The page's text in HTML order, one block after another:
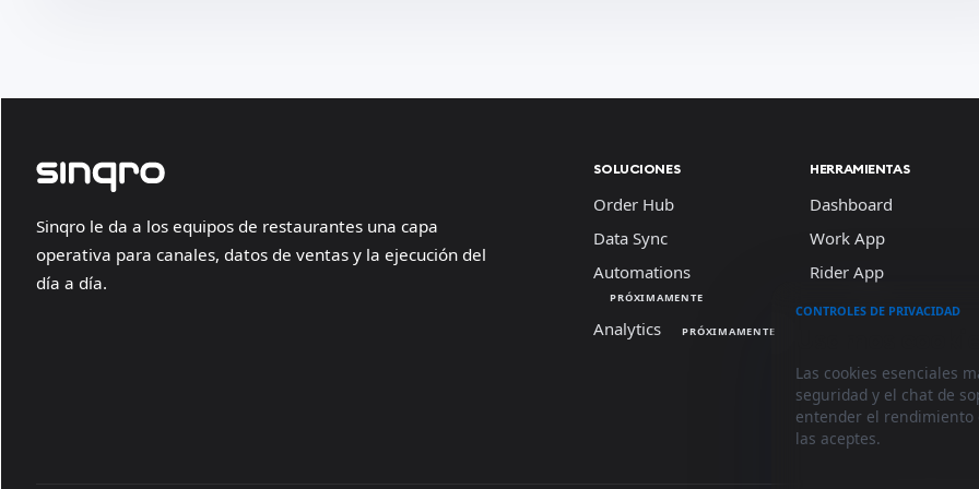
Sinqro le da a los equipos de restaurantes una capa
operativa para canales, datos de ventas y la ejecución del
día a día.
SOLUCIONES
Order Hub
Data Sync
Automations
PRÓXIMAMENTE
Analytics PRÓXIMAMENTE
HERRAMIENTAS
Dashboard
Work App
Rider App
CONTROLES DE PRIVACIDAD
Las cookies esenciales
seguridad y el chat de
entender el rendimiento
las aceptes.